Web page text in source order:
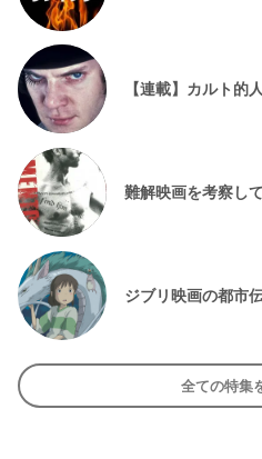
【連載】カルト的
難解映画を考察し
ジブリ映画の都市
全ての特集